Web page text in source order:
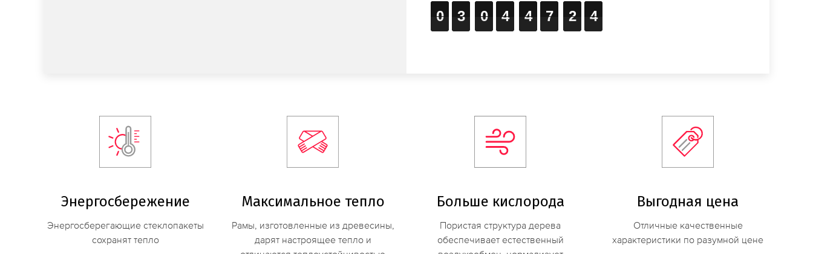
0
0
0
0 3
3
3
3 0
0
0
0 4
4
4
4 4
4
4
4 7
7
7
7 2
2
2
2 3
3
3
3
Энергосбережение
Энергосберегающие стеклопакеты
сохранят тепло
Максимальное тепло
Рамы, изготовленные из древесины,
дарят настроящее тепло и
Больше кислорода
Пористая структура дерева
обеспечивает естественный
Выгодная цена
Отличные качественные
характеристики по разумной цене